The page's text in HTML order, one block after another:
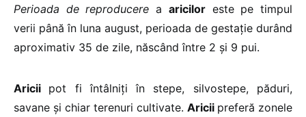
Perioada de reproducere a ariciloreste pe timpul
verii până în luna august, perioada de gestaţie durând
aproximativ 35 de zile, născând între 2 şi 9 pui.
Aricii pot fi întâlniţi în stepe, silvostepe, păduri,
savane şi chiar terenuri cultivate. Aricii preferă zonele